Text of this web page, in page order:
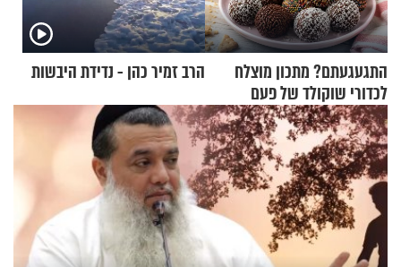
התגעגעתם? מתכון מוצלח
לכדורי שוקולד של פעם
הרב זמיר כהן - נדידת היבשות